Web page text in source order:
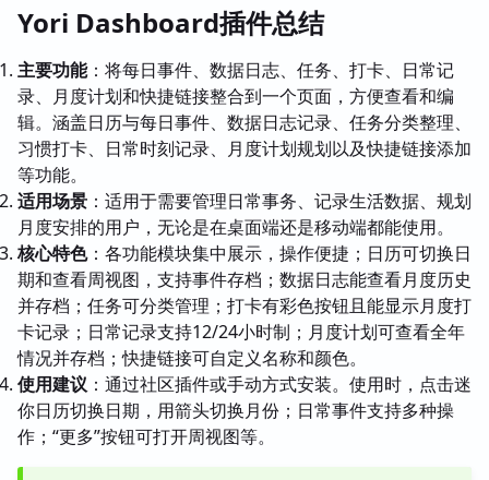
Yori Dashboard插件总结
主要功能：将每日事件、数据日志、任务、打卡、日常记
录、月度计划和快捷链接整合到一个页面，方便查看和编
辑。涵盖日历与每日事件、数据日志记录、任务分类整理、
习惯打卡、日常时刻记录、月度计划规划以及快捷链接添加
等功能。
适用场景 ：适用于需要管理日常事务、记录生活数据、规划
月度安排的用户，无论是在桌面端还是移动端都能使用。
核心特色：各功能模块集中展示，操作便捷；日历可切换日
期和查看周视图，支持事件存档；数据日志能查看月度历史
并存档；任务可分类管理；打卡有彩色按钮且能显示月度打
卡记录；日常记录支持12/24小时制；月度计划可查看全年
情况并存档；快捷链接可自定义名称和颜色。
使用建议 ：通过社区插件或手动方式安装。使用时，点击迷
你日历切换日期，用箭头切换月份；日常事件支持多种操
作；“更多”按钮可打开周视图等。